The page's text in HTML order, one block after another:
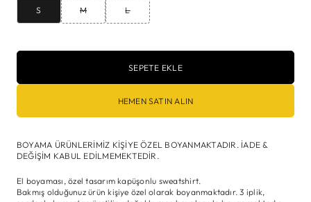
S M L
SEPETE EKLE
HEMEN SATIN ALIN
BOYAMA ÜRÜNLERİMİZ KİŞİYE ÖZEL BOYANMAKTADIR. İADE &
DEĞİŞİM KABUL EDİLMEMEKTEDİR.
El boyaması, özel tasarım kapüşonlu sweatshirt.
Bakmış olduğunuz ürün kişiye özel olarak boyanmaktadır. 3 iplik,